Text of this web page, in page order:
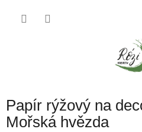
Papír rýžový na
Mořská hvězda